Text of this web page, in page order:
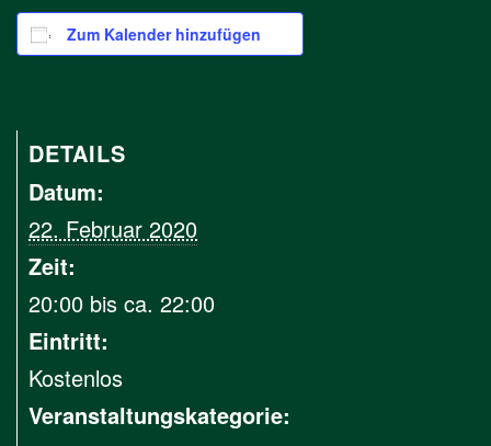
Zum Kalender hinzufügen
DETAILS
Datum:
22. Februar 2020
Zeit:
20:00 bis ca. 22:00
Eintritt:
Kostenlos
Veranstaltungskategorie: